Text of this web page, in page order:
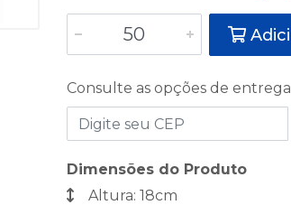
Consulte as opções de entrega
Dimensões do Produto
Altura: 18cm